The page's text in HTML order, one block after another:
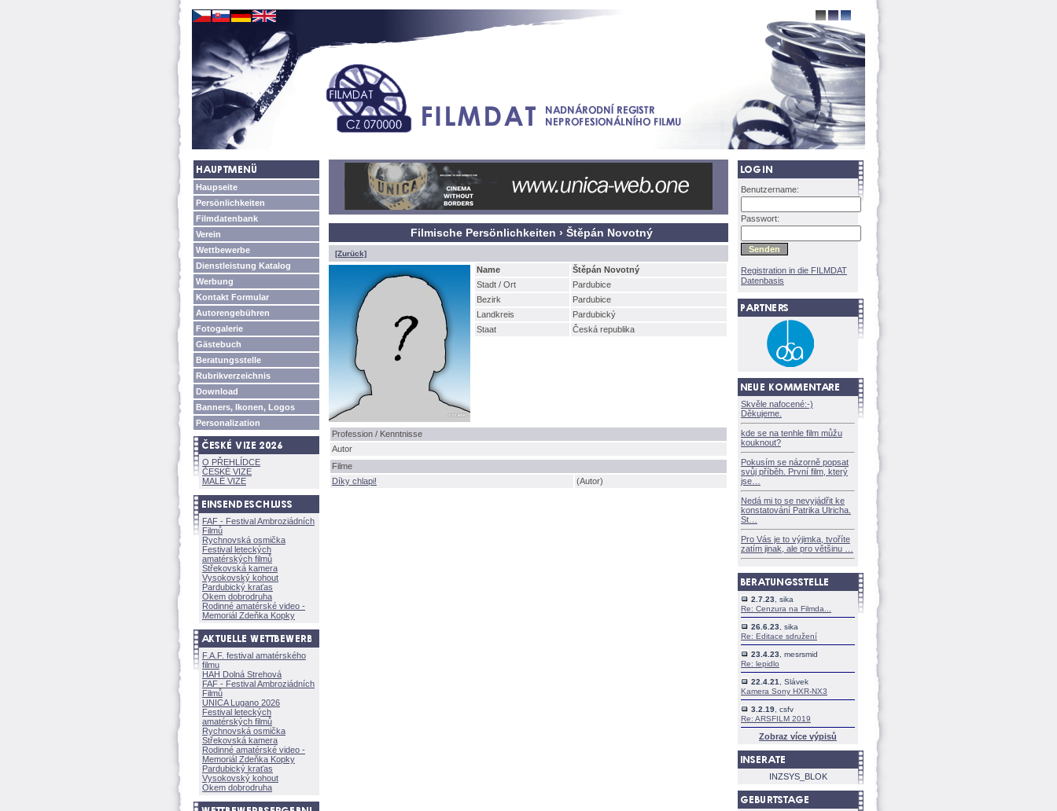
Haupseite
Persönlichkeiten
Filmdatenbank
Verein
Wettbewerbe
Dienstleistung Katalog
Werbung
Kontakt Formular
Autorengebühren
Fotogalerie
Gästebuch
Beratungsstelle
Rubrikverzeichnis
Download
Banners, Ikonen, Logos
Personalization
O PŘEHLÍDCE
ČESKÉ VIZE
MALÉ VIZE
FAF - Festival Ambroziádních
Filmů
Rychnovská osmička
Festival leteckých
amatérských filmů
Střekovská kamera
Vysokovský kohout
Pardubický kraťas
Okem dobrodruha
Rodinné amatérské video -
Memoriál Zdeňka Kopky
F.A.F. festival amatérského
filmu
HAH Dolná Strehov
FAF - Festival Ambroziádních
Filmů
UNICA Lugano 2026
Festival leteckých
amatérských filmů
Rychnovská osmička
Střekovská kamera
Rodinné amatérské video -
Memoriál Zdeňka Kopky
Pardubický kraťas
Vysokovský kohout
Okem dobrodruha
Filmische Persönlichkeiten › Štěpán Novotný
[Zurück]
Name
těpán Novotný
Stadt / Ort
Pardubice
Bezirk
Pardubice
Landkreis
Pardubický
Staat
Česká republika
Profession / Kenntnisse
Autor
Filme
Díky chlapi!
(Autor)
Benutzername:
Passwort:
Registration in die FILMDAT
Datenbasis
Skvěle nafocené:-)
Děkujeme.
kde se na tenhle film můžu
kouknout?
Pokusím se názorně popsat
svůj příběh. První film, který
jse
Nedá mi to se nevyjádřit ke
konstatování Patrika Ulricha.
St
Pro Vás je to výjimka, tvoříte
zatím jinak, ale pro většinu
2.7.23 , sika
Re: Cenzura na Filmda...
26.6.23 , sika
Re: Editace sdružení
23.4.23 , mesrsmid
Re: lepidlo
22.4.21
, Slávek
Kamera Sony HXR-NX3
3.2.19 , csfv
Re: ARSFILM 2019
Zobraz více výpisů
INZSYS_BLOK